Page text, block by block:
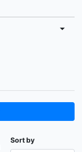
Sort by